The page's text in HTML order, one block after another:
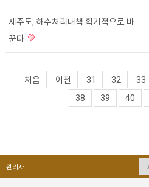
제주도, 하수처리대책 획기적으로 바
꾼다
처음 이전 31 32 33
38
39 40
관리자